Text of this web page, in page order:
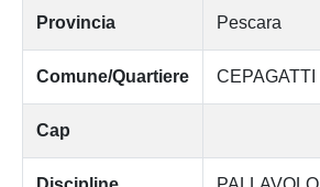
Provincia Pescara
Comune/Quartiere CEPAGATTI
Cap